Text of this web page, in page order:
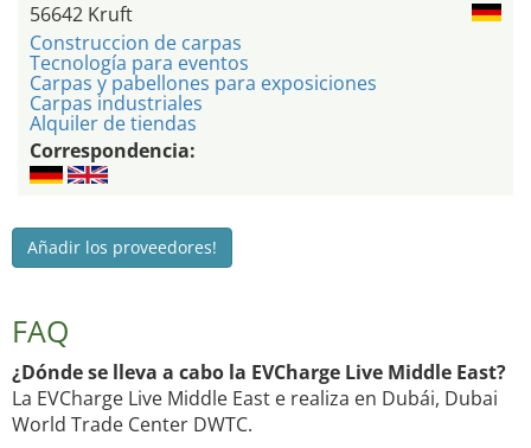
56642 Kruft
Construccion de carpas
Tecnología para eventos
Carpas y pabellones para exposiciones
Carpas industriales
Alquiler de tiendas
Correspondencia:
Añadir los proveedores!
FAQ
¿Dónde se lleva a cabo la EVCharge Live Middle East?
La EVCharge Live Middle East e realiza en Dubái, Dubai
World Trade Center DWTC.